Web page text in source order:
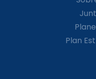
Plan